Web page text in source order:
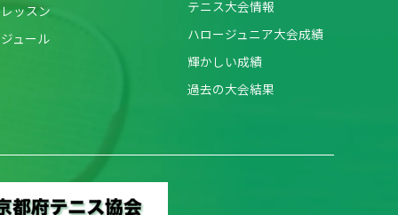
ッスン
ュール
テニス大会情報
ハロージュニア大会成績
輝かしい成績
過去の大会結果